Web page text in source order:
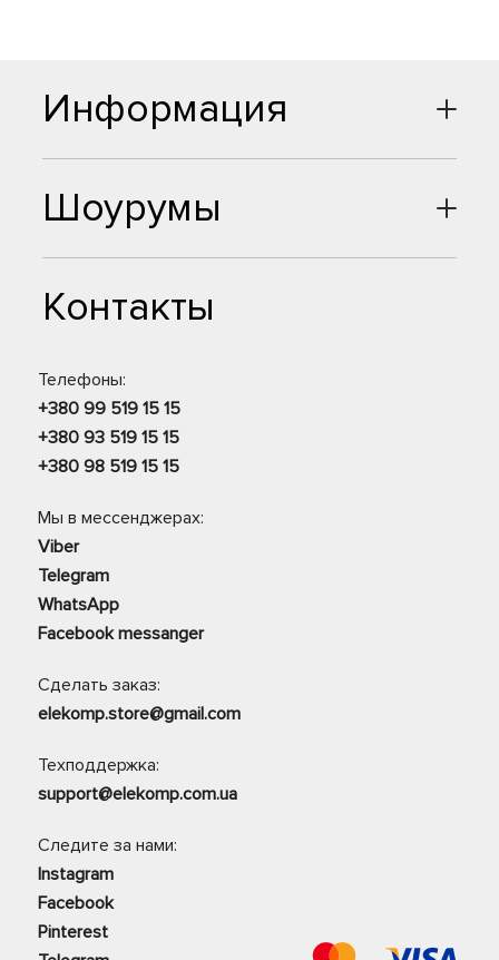
Шоурумы
Контакты
Телефоны:
+380 99 519 15 15
+380 93 519 15 15
+380 98 519 15 15
Мы в мессенджерах:
Viber
Telegram
WhatsApp
Facebook messanger
Сделать заказ:
elekomp.store@gmail.com
Техподдержка:
support@elekomp.com.ua
Следите за нами:
Instagram
Facebook
Pinterest
Информация